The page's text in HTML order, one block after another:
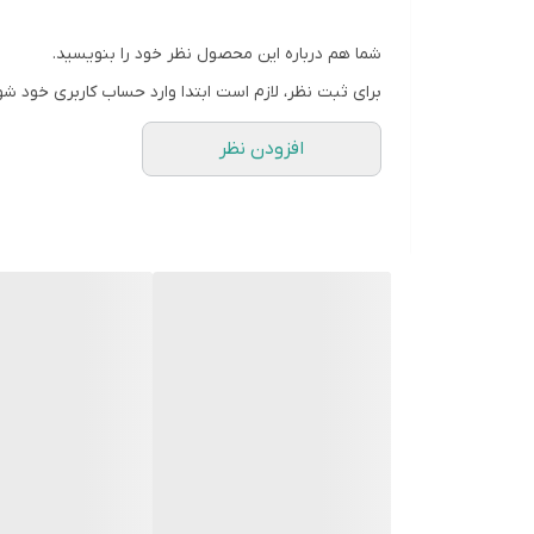
شما هم درباره این محصول نظر خود را بنویسید.
برای ثبت نظر، لازم است ابتدا وارد حساب کاربری خود
افزودن نظر